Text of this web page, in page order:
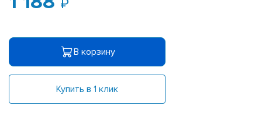
В корзину
Купить в 1 клик